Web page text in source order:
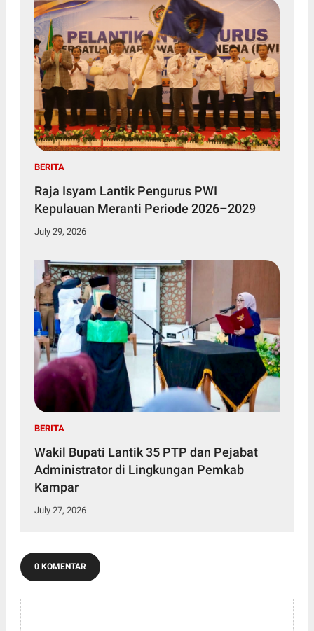
BERITA
Raja Isyam Lantik Pengurus PWI
Kepulauan Meranti Periode 2026–2029
July 29, 2026
BERITA
Wakil Bupati Lantik 35 PTP dan Pejabat
Administrator di Lingkungan Pemkab
Kampar
July 27, 2026
0 KOMENTAR